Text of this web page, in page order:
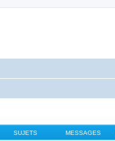
SUJETS MESSAGES